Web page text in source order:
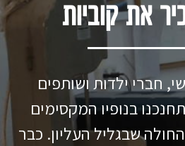
את קוביות
חברי ילדות ושותפים
בנופיו המקסימים
שבגליל העליון. כבר